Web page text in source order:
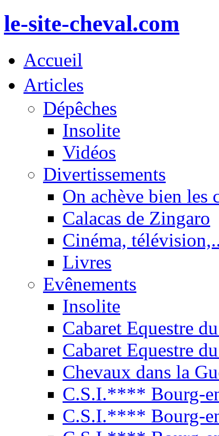
le-site-cheval.com
Accueil
Articles
Dépêches
Insolite
Vidéos
Divertissements
On achève bien les
Calacas de Zingaro
Cinéma,
Livres
Evênements
Insolite
Cabaret Equestre
Cabaret Equestre
Chevaux dans la
C.S.I.**** Bourg-
C.S.I.**** Bourg-